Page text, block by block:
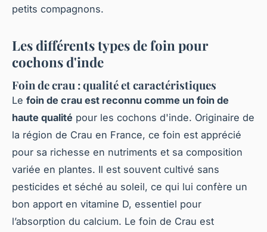
petits compagnons.
Les différents types de foin pour
cochons d'inde
Foin de crau : qualité et caractéristiques
Le foin de crau est reconnu comme un foin de
haute qualité pour les cochons d'inde. Originaire de
la région de Crau en France, ce foin est apprécié
pour sa richesse en nutriments et sa composition
variée en plantes. Il est souvent cultivé sans
pesticides et séché au soleil, ce qui lui confère un
bon apport en vitamine D, essentiel pour
l’absorption du calcium. Le foin de Crau est